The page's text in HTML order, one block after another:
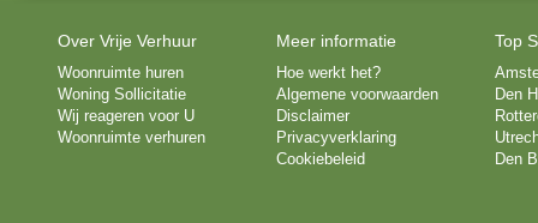
Over Vrije Verhuur
Woonruimte huren
Woning Sollicitatie
Wij reageren voor U
Woonruimte verhuren
Meer informatie
Hoe werkt het?
Algemene voorwaarden
Disclaimer
Privacyverklaring
Cookiebeleid
Top
Den
Den